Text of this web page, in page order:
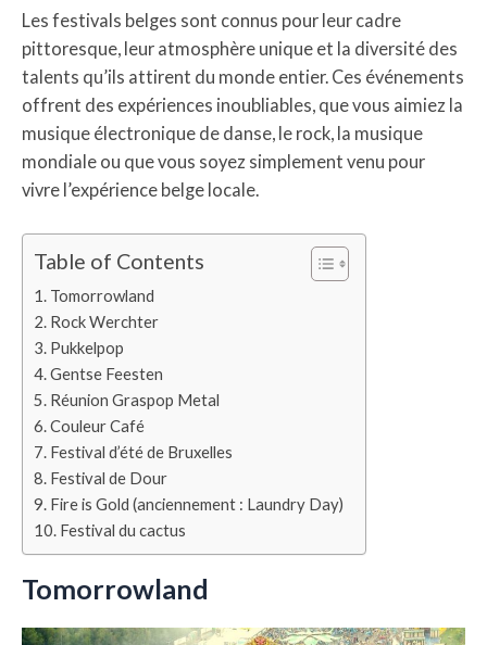
Les festivals belges sont connus pour leur cadre
pittoresque, leur atmosphère unique et la diversité des
talents qu’ils attirent du monde entier. Ces événements
offrent des expériences inoubliables, que vous aimiez la
musique électronique de danse, le rock, la musique
mondiale ou que vous soyez simplement venu pour
vivre l’expérience belge locale.
Table of Contents
Tomorrowland
Rock Werchter
Pukkelpop
Gentse Feesten
Réunion Graspop Metal
Couleur Café
Festival d’été de Bruxelles
Festival de Dour
Fire is Gold (anciennement : Laundry Day)
Festival du cactus
Tomorrowland